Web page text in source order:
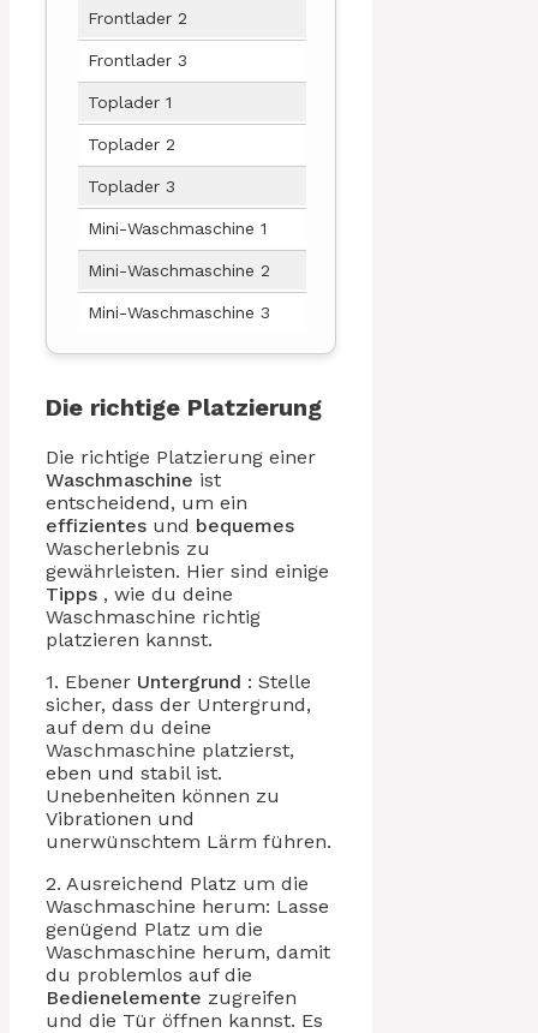
Frontlader 2
Frontlader 3
Toplader 1
Toplader 2
Toplader 3
Mini-Waschmaschine 1
Mini-Waschmaschine 2
Mini-Waschmaschine 3
Die richtige Platzierung
Die richtige Platzierung einer
Waschmaschine ist
entscheidend, um ein
effizientes und bequemes
Wascherlebnis zu
gewährleisten. Hier sind einige
Tipps , wie du deine
Waschmaschine richtig
platzieren kannst.
1. Ebener Untergrund : Stelle
sicher, dass der Untergrund,
auf dem du deine
Waschmaschine platzierst,
eben und stabil ist.
Unebenheiten können zu
Vibrationen und
unerwünschtem Lärm führen.
2. Ausreichend Platz um die
Waschmaschine herum: Lasse
genügend Platz um die
Waschmaschine herum, damit
du problemlos auf die
Bedienelemente zugreifen
und die Tür öffnen kannst. Es